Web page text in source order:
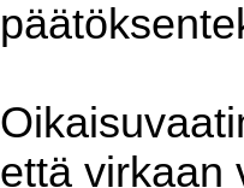
että virkaan